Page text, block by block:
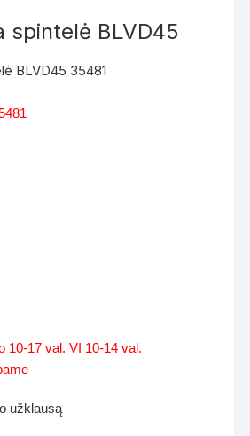
spintelė BLVD45
BLVD45 35481
10-17 val. VI 10-14 val.
užklausą